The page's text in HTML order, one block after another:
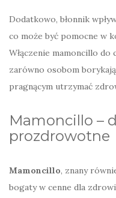
Dodatkowo, błonnik
co może być pomocne w
Włączenie mamoncillo
zarówno osobom
pragnącym utrzymać
Mamoncillo –
prozdrowotne
Mamoncillo, znany
bogaty w cenne dla